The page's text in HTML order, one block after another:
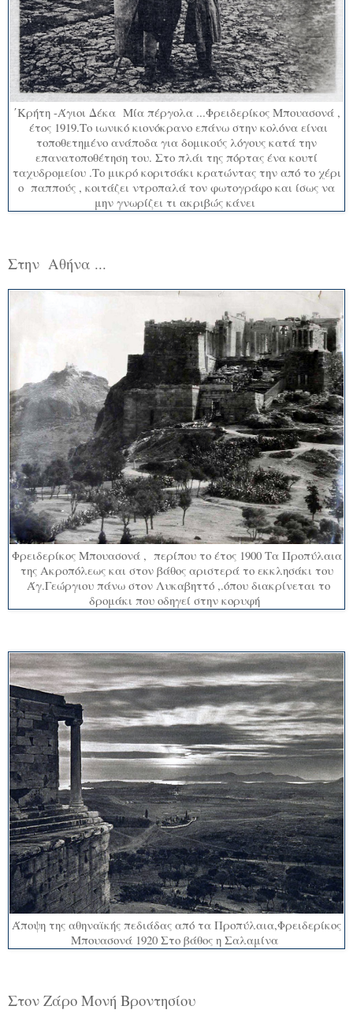
΄Κρήτη -Άγιοι Δέκα Μία πέργολα ...Φρειδερίκος Μπουασονά ,
έτος 1919.Το ιωνικό κιονόκρανο επάνω στην κολόνα είναι
τοποθετημένο ανάποδα για δομικούς λόγους κατά την
επανατοποθέτηση του. Στο πλάι της πόρτας ένα κουτί
ταχυδρομείου .Το μικρό κοριτσάκι κρατώντας την από το χέρι
ο παππούς , κοιτάζει ντροπαλά τον φωτογράφο και ίσως να
μην γνωρίζει τι ακριβώς κάνει
Στην Αθήνα ...
Φρειδερίκος Μπουασονά , περίπου το έτος 1900 Τα Προπύλαια
της Ακροπόλεως και στον βάθος αριστερά το εκκλησάκι του
Άγ.Γεώργιου πάνω στον Λυκαβηττό ,.όπου διακρίνεται το
δρομάκι που οδηγεί στην κορυφή
Άποψη της αθηναϊκής πεδιάδας από τα Προπύλαια,Φρειδερίκος
Μπουασονά 1920 Στο βάθος η Σαλαμίνα
Στον Ζάρο Μονή Βροντησίου